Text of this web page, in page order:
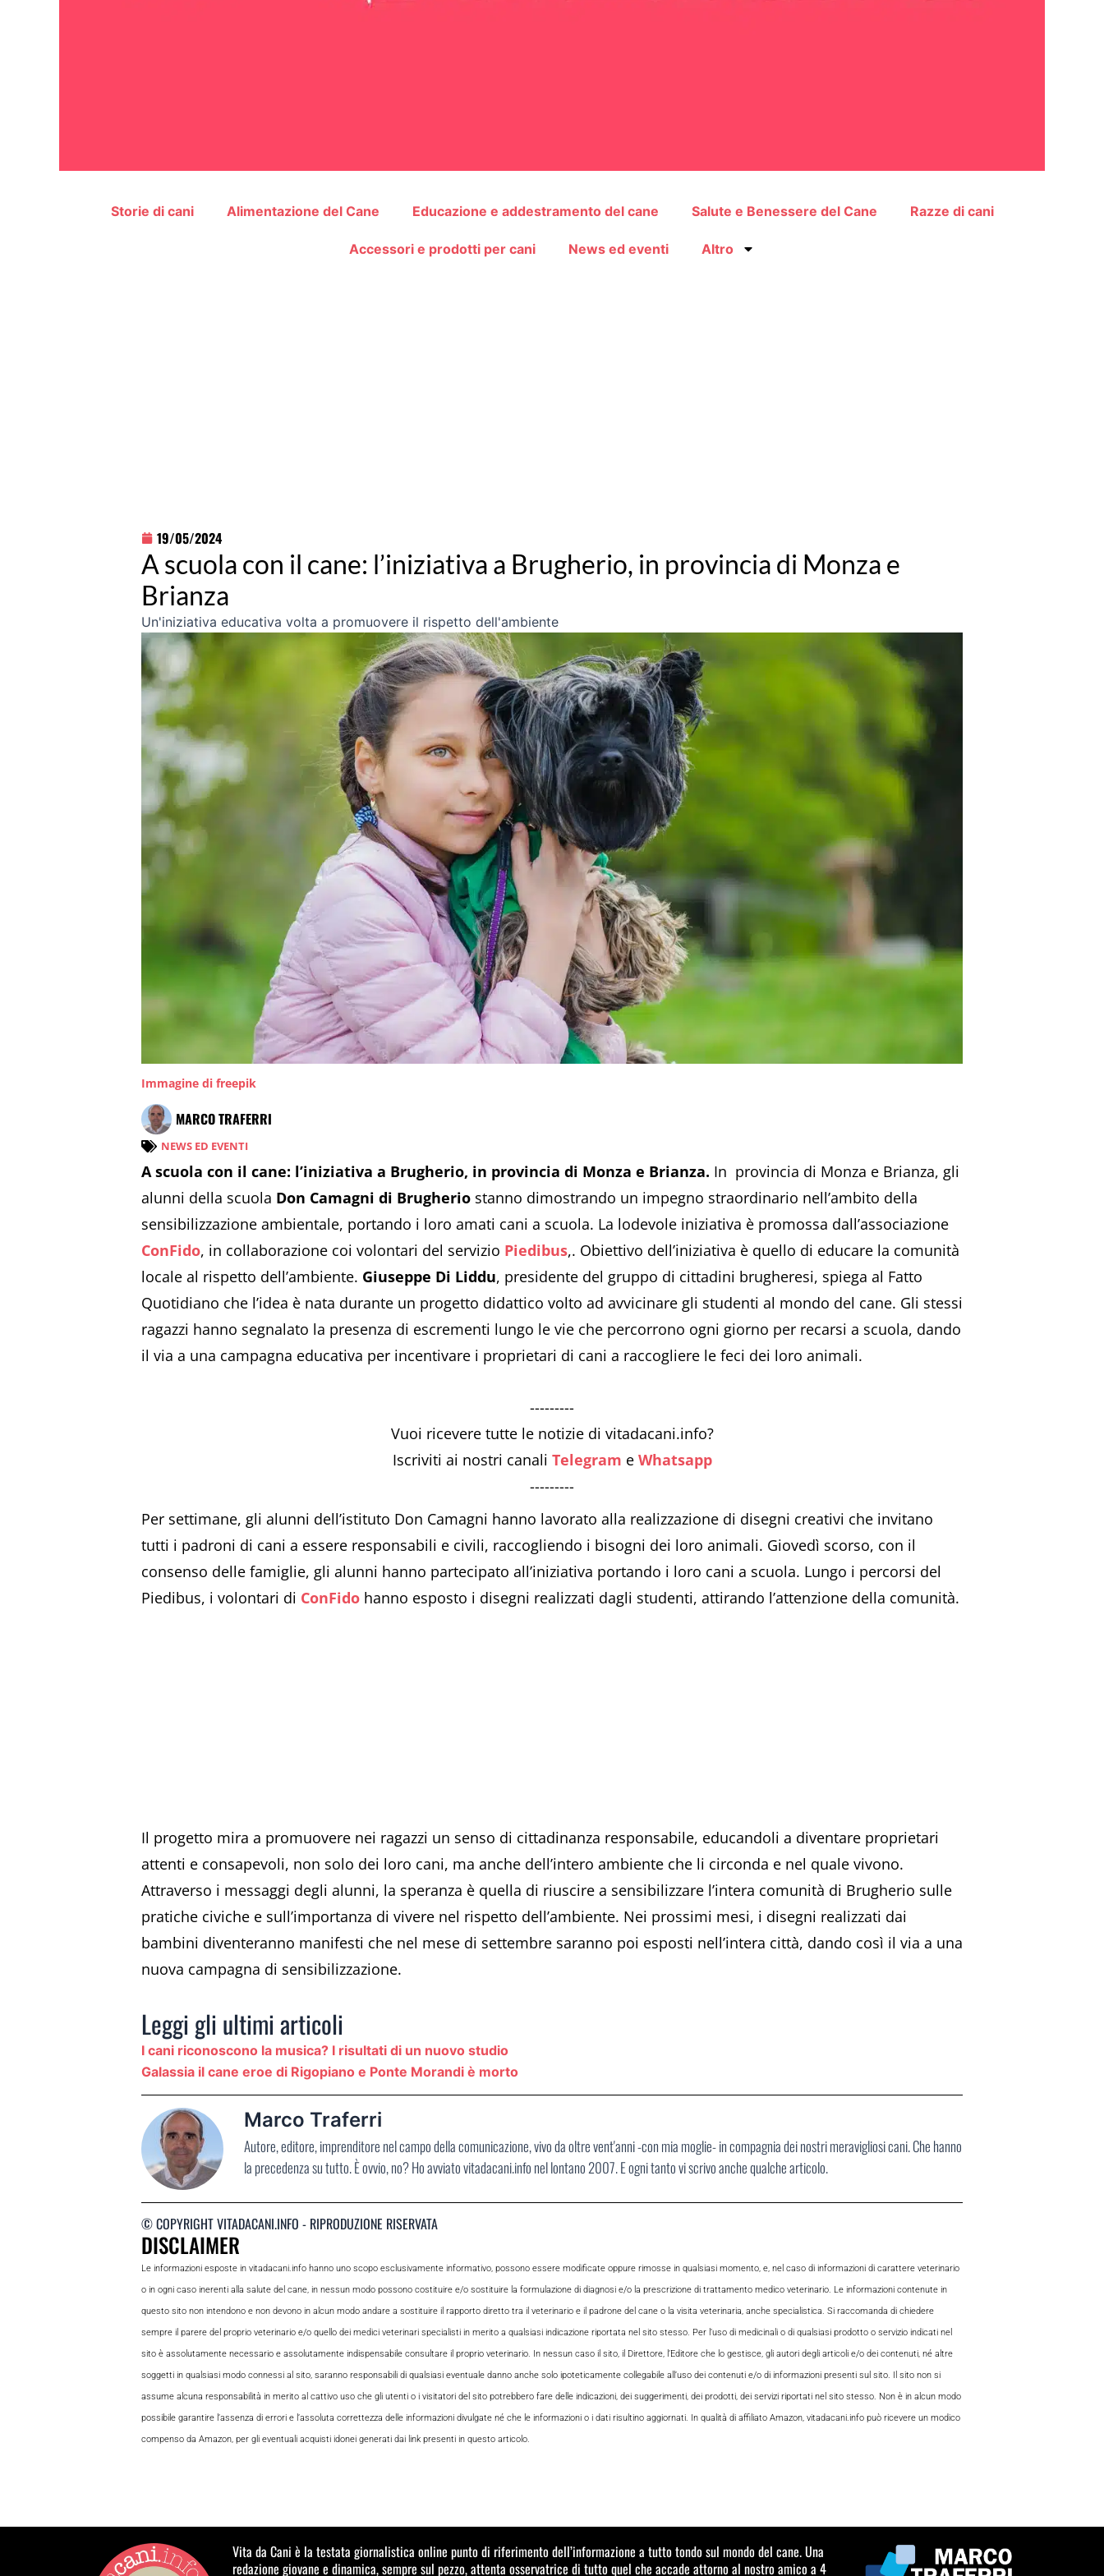
Storie di cani Alimentazione del Cane Educazione e addestramento del cane Salute e Benessere del Cane Razze di cani
Accessori e prodotti per cani News ed eventi Altro
19/05/2024
A scuola con il cane: l’iniziativa a Brugherio, in provincia di Monza e
Brianza
Un'iniziativa educativa volta a promuovere il rispetto dell'ambiente
Immagine di freepik
MARCO TRAFERRI
NEWS ED EVENTI
A scuola con il cane: l’iniziativa a Brugherio, in provincia di Monza e Brianza. In provincia di Monza e Brianza, gli
alunni della scuola Don Camagni di Brugherio stanno dimostrando un impegno straordinario nell’ambito della
sensibilizzazione ambientale, portando i loro amati cani a scuola. La lodevole iniziativa è promossa dall’associazione
ConFido, in collaborazione coi volontari del servizio Piedibus,. Obiettivo dell’iniziativa è quello di educare la comunità
locale al rispetto dell’ambiente. Giuseppe Di Liddu, presidente del gruppo di cittadini brugheresi, spiega al Fatto
Quotidiano che l’idea è nata durante un progetto didattico volto ad avvicinare gli studenti al mondo del cane. Gli stessi
ragazzi hanno segnalato la presenza di escrementi lungo le vie che percorrono ogni giorno per recarsi a scuola, dando
il via a una campagna educativa per incentivare i proprietari di cani a raccogliere le feci dei loro animali.
---------
Vuoi ricevere tutte le notizie di vitadacani.info?
Iscriviti ai nostri canali Telegram e Whatsapp
---------
Per settimane, gli alunni dell’istituto Don Camagni hanno lavorato alla realizzazione di disegni creativi che invitano
tutti i padroni di cani a essere responsabili e civili, raccogliendo i bisogni dei loro animali. Giovedì scorso, con il
consenso delle famiglie, gli alunni hanno partecipato all’iniziativa portando i loro cani a scuola. Lungo i percorsi del
Piedibus, i volontari di ConFido hanno esposto i disegni realizzati dagli studenti, attirando l’attenzione della comunità.
Il progetto mira a promuovere nei ragazzi un senso di cittadinanza responsabile, educandoli a diventare proprietari
attenti e consapevoli, non solo dei loro cani, ma anche dell’intero ambiente che li circonda e nel quale vivono.
Attraverso i messaggi degli alunni, la speranza è quella di riuscire a sensibilizzare l’intera comunità di Brugherio sulle
pratiche civiche e sull’importanza di vivere nel rispetto dell’ambiente. Nei prossimi mesi, i disegni realizzati dai
bambini diventeranno manifesti che nel mese di settembre saranno poi esposti nell’intera città, dando così il via a una
nuova campagna di sensibilizzazione.
Leggi gli ultimi articoli
I cani riconoscono la musica? I risultati di un nuovo studio
Galassia il cane eroe di Rigopiano e Ponte Morandi è morto
Marco Traferri
Autore, editore, imprenditore nel campo della comunicazione, vivo da oltre vent'anni -con mia moglie- in compagnia dei nostri meravigliosi cani. Che hanno
la precedenza su tutto. È ovvio, no? Ho avviato vitadacani.info nel lontano 2007. E ogni tanto vi scrivo anche qualche articolo.
© COPYRIGHT VITADACANI.INFO - RIPRODUZIONE RISERVATA
DISCLAIMER
Le informazioni esposte in vitadacani.info hanno uno scopo esclusivamente informativo, possono essere modificate oppure rimosse in qualsiasi momento, e, nel caso di informazioni di carattere veterinario
o in ogni caso inerenti alla salute del cane, in nessun modo possono costituire e/o sostituire la formulazione di diagnosi e/o la prescrizione di trattamento medico veterinario. Le informazioni contenute in
questo sito non intendono e non devono in alcun modo andare a sostituire il rapporto diretto tra il veterinario e il padrone del cane o la visita veterinaria, anche specialistica. Si raccomanda di chiedere
sempre il parere del proprio veterinario e/o quello dei medici veterinari specialisti in merito a qualsiasi indicazione riportata nel sito stesso. Per l’uso di medicinali o di qualsiasi prodotto o servizio indicati nel
sito è assolutamente necessario e assolutamente indispensabile consultare il proprio veterinario. In nessun caso il sito, il Direttore, l’Editore che lo gestisce, gli autori degli articoli e/o dei contenuti, né altre
soggetti in qualsiasi modo connessi al sito, saranno responsabili di qualsiasi eventuale danno anche solo ipoteticamente collegabile all’uso dei contenuti e/o di informazioni presenti sul sito. Il sito non si
assume alcuna responsabilità in merito al cattivo uso che gli utenti o i visitatori del sito potrebbero fare delle indicazioni, dei suggerimenti, dei prodotti, dei servizi riportati nel sito stesso. Non è in alcun modo
possibile garantire l’assenza di errori e l’assoluta correttezza delle informazioni divulgate né che le informazioni o i dati risultino aggiornati. In qualità di affiliato Amazon, vitadacani.info può ricevere un modico
compenso da Amazon, per gli eventuali acquisti idonei generati dai link presenti in questo articolo.
Vita da Cani è la testata giornalistica online punto di riferimento dell’informazione a tutto tondo sul mondo del cane. Una
redazione giovane e dinamica, sempre sul pezzo, attenta osservatrice di tutto quel che accade attorno al nostro amico a 4